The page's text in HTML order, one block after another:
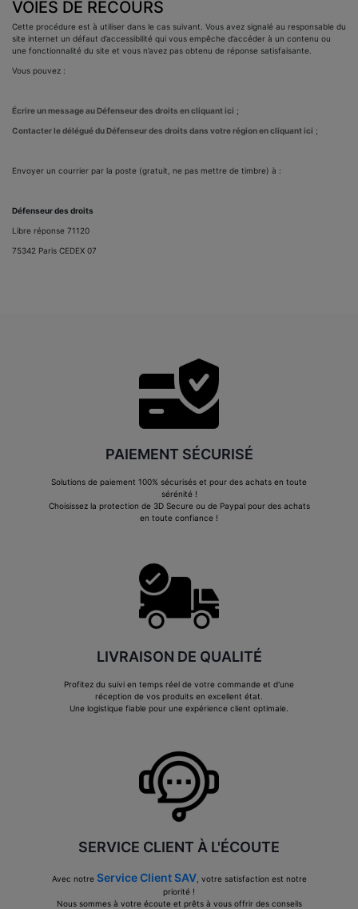
VOIES DE RECOURS
Cette procédure est à utiliser dans le cas suivant. Vous avez signalé au responsable du
site internet un défaut d’accessibilité qui vous empêche d’accéder à un contenu ou
une fonctionnalité du site et vous n’avez pas obtenu de réponse satisfaisante.
Vous pouvez :
Écrire un message au Défenseur des droits en cliquant ici ;
Contacter le délégué du Défenseur des droits dans votre région en cliquant ici ;
Envoyer un courrier par la poste (gratuit, ne pas mettre de timbre) à :
Défenseur des droits
Libre réponse 71120
75342 Paris CEDEX 07
PAIEMENT SÉCURISÉ
Solutions de paiement 100% sécurisés et pour des achats en toute
sérénité !
Choisissez la protection de 3D Secure ou de Paypal pour des achats
en toute confiance !
LIVRAISON DE QUALITÉ
Profitez du suivi en temps réel de votre commande et d'une
réception de vos produits en excellent état.
Une logistique fiable pour une expérience client optimale.
SERVICE CLIENT À L'ÉCOUTE
Avec notre Service Client SAV, votre satisfaction est notre
priorité !
Nous sommes à votre écoute et prêts à vous offrir des conseils